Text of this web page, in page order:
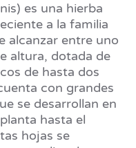
es una hierba
a la familia
alcanzar entre uno
altura, dotada de
de hasta dos
con grandes
se desarrollan en
hasta el
hojas se